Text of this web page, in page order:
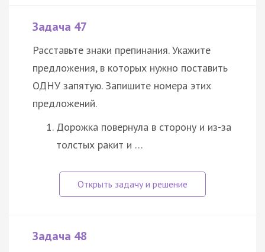
Задача 47
Расставьте знаки препинания. Укажите
предложения, в которых нужно поставить
ОДНУ запятую. Запишите номера этих
предложений.
Дорожка повернула в сторону и из-за
толстых ракит и …
Задача 48